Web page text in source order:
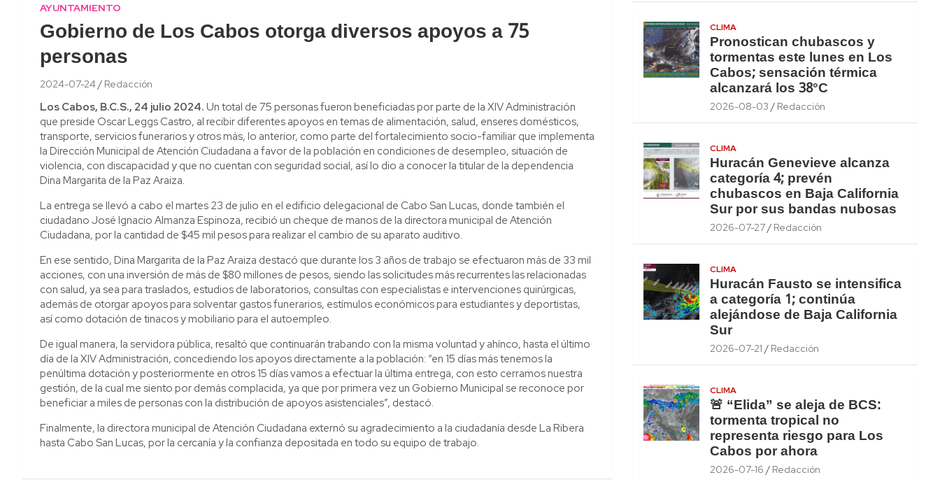
AYUNTAMIENTO
Gobierno de Los Cabos otorga diversos apoyos a 75
personas
2024-07-24 Redacción
Los Cabos, B.C.S., 24 julio 2024. Un total de 75 personas fueron beneficiadas por parte de la XIV Administración
que preside Oscar Leggs Castro, al recibir diferentes apoyos en temas de alimentación, salud, enseres domésticos,
transporte, servicios funerarios y otros más, lo anterior, como parte del fortalecimiento socio-familiar que implementa
la Dirección Municipal de Atención Ciudadana a favor de la población en condiciones de desempleo, situación de
violencia, con discapacidad y que no cuentan con seguridad social, así lo dio a conocer la titular de la dependencia
Dina Margarita de la Paz Araiza.
La entrega se llevó a cabo el martes 23 de julio en el edificio delegacional de Cabo San Lucas, donde también el
ciudadano José Ignacio Almanza Espinoza, recibió un cheque de manos de la directora municipal de Atención
Ciudadana, por la cantidad de $45 mil pesos para realizar el cambio de su aparato auditivo.
En ese sentido, Dina Margarita de la Paz Araiza destacó que durante los 3 años de trabajo se efectuaron más de 33 mil
acciones, con una inversión de más de $80 millones de pesos, siendo las solicitudes más recurrentes las relacionadas
con salud, ya sea para traslados, estudios de laboratorios, consultas con especialistas e intervenciones quirúrgicas,
además de otorgar apoyos para solventar gastos funerarios, estímulos económicos para estudiantes y deportistas,
así como dotación de tinacos y mobiliario para el autoempleo.
De igual manera, la servidora pública, resaltó que continuarán trabando con la misma voluntad y ahínco, hasta el último
día de la XIV Administración, concediendo los apoyos directamente a la población: “en 15 días más tenemos la
penúltima dotación y posteriormente en otros 15 días vamos a efectuar la última entrega, con esto cerramos nuestra
gestión, de la cual me siento por demás complacida, ya que por primera vez un Gobierno Municipal se reconoce por
beneficiar a miles de personas con la distribución de apoyos asistenciales”, destacó.
Finalmente, la directora municipal de Atención Ciudadana externó su agradecimiento a la ciudadanía desde La Ribera
hasta Cabo San Lucas, por la cercanía y la confianza depositada en todo su equipo de trabajo.
CLIMA
Pronostican chubascos y
tormentas este lunes en Los
Cabos; sensación térmica
alcanzará los 38°C
2026-08-03 Redacción
CLIMA
Huracán Genevieve alcanza
categoría 4; prevén
chubascos en Baja California
Sur por sus bandas nubosas
2026-07-27 Redacción
CLIMA
Huracán Fausto se intensifica
a categoría 1; continúa
alejándose de Baja California
Sur
2026-07-21 Redacción
CLIMA
🚨 “Elida” se aleja de BCS:
tormenta tropical no
representa riesgo para Los
Cabos por ahora
2026-07-16 Redacción